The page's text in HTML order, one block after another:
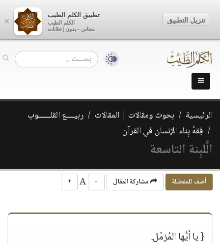
الرئيسية بحوث ومقالات | المقالات
ربيــــع القلــــــوب
فِقهُ بِناء الإنسان في القرآن
الَّلبِنة التاسعة
أضف للمفضلة مشاركة المقال -
+
{ يا أيُّها المُزمِّل.
×
تطبيق الكلم الطيب
الكلم الطيب
مجاني - بدون إعلانات
تنزيل التطبيق